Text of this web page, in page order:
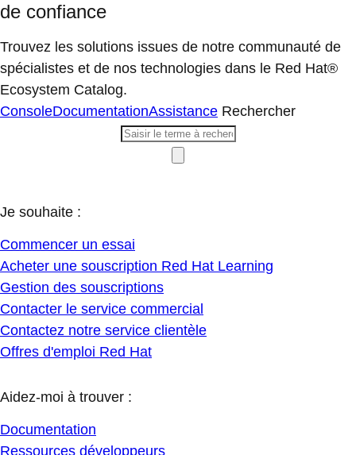
de confiance
Trouvez les solutions issues de notre communauté de
spécialistes et de nos technologies dans le Red Hat®
Ecosystem Catalog.
ConsoleDocumentationAssistance Rechercher
Je souhaite :
Commencer un essai
Acheter une souscription Red Hat Learning
Gestion des souscriptions
Contacter le service commercial
Contactez notre service clientèle
Offres d'emploi Red Hat
Aidez-moi à trouver :
Documentation
Ressources développeurs